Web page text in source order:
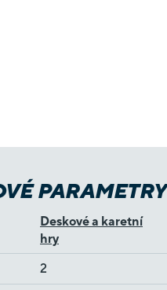
PARAMETRY
Deskové a karetní
hry
2